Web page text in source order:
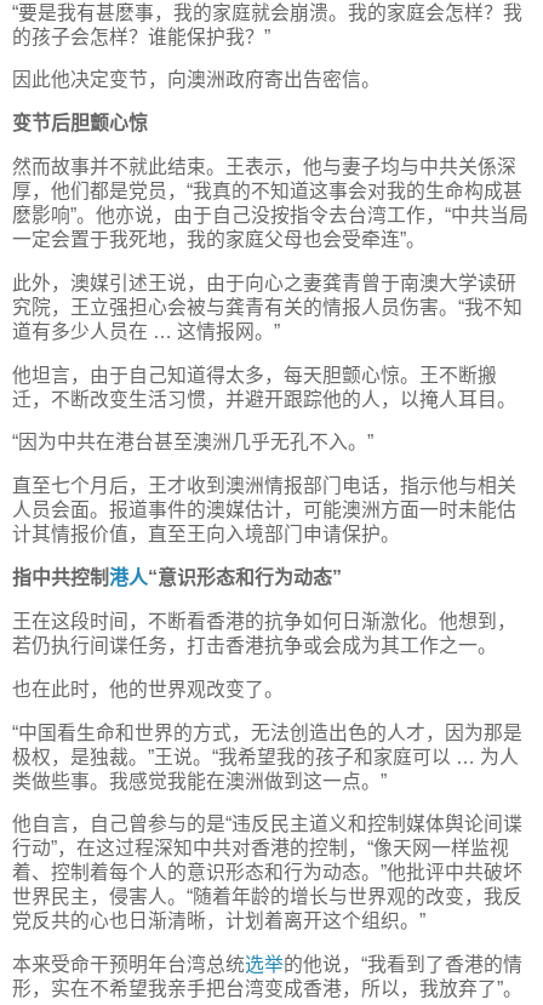
“要是我有甚麽事，我的家庭就会崩溃。我的家庭会怎样？我
的孩子会怎样？谁能保护我？”
因此他决定变节，向澳洲政府寄出告密信。
变节后胆颤心惊
然而故事并不就此结束。王表示，他与妻子均与中共关係深
厚，他们都是党员，“我真的不知道这事会对我的生命构成甚
麽影响”。他亦说，由于自己没按指令去台湾工作，“中共当局
一定会置于我死地，我的家庭父母也会受牵连”。
此外，澳媒引述王说，由于向心之妻龚青曾于南澳大学读研
究院，王立强担心会被与龚青有关的情报人员伤害。“我不知
道有多少人员在 … 这情报网。”
他坦言，由于自己知道得太多，每天胆颤心惊。王不断搬
迁，不断改变生活习惯，并避开跟踪他的人，以掩人耳目。
“因为中共在港台甚至澳洲几乎无孔不入。”
直至七个月后，王才收到澳洲情报部门电话，指示他与相关
人员会面。报道事件的澳媒估计，可能澳洲方面一时未能估
计其情报价值，直至王向入境部门申请保护。
指中共控制港人“意识形态和行为动态”
王在这段时间，不断看香港的抗争如何日渐激化。他想到，
若仍执行间谍任务，打击香港抗争或会成为其工作之一。
也在此时，他的世界观改变了。
“中国看生命和世界的方式，无法创造出色的人才，因为那是
极权，是独裁。”王说。“我希望我的孩子和家庭可以 … 为人
类做些事。我感觉我能在澳洲做到这一点。”
他自言，自己曾参与的是“违反民主道义和控制媒体舆论间谍
行动”，在这过程深知中共对香港的控制，“像天网一样监视
着、控制着每个人的意识形态和行为动态。”他批评中共破坏
世界民主，侵害人。“随着年龄的增长与世界观的改变，我反
党反共的心也日渐清晰，计划着离开这个组织。”
本来受命干预明年台湾总统选举的他说，“我看到了香港的情
形，实在不希望我亲手把台湾变成香港，所以，我放弃了”。